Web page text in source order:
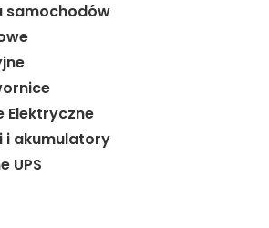
samochodów
Elektryczne
i akumulatory
UPS